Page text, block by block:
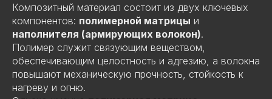
Композитный материал состоит из двух ключевых
компонентов: полимерной матрицы и
наполнителя (армирующих волокон).
Полимер служит связующим веществом,
обеспечивающим целостность и адгезию, а волокна
повышают механическую прочность, стойкость к
нагреву и огню.